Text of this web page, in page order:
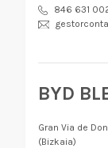
846 631
BYD
Gran Via de
(Bizkaia)